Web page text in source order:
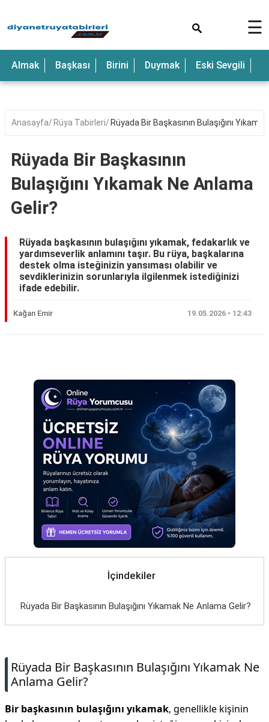
Anne
Bebek
Çocuk
Deniz
Düğün
Erkek
Eski
Gelin
Hamile
İletişim
☰
Almak Başkası Birini Duymak Eski Sevgili
Anasayfa Rüya Tabirleri Rüyada Bir Başkasının Bulaşığını
Rüyada Bir Başkasının
Bulaşığını Yıkamak Ne Anlama
Gelir?
Rüyada başkasının bulaşığını yıkamak, fedakarlık ve
yardımseverlik anlamını taşır. Bu rüya, başkalarına
destek olma isteğinizin yansıması olabilir ve
sevdiklerinizin sorunlarıyla ilgilenmek istediğinizi
ifade edebilir.
Kağan Emir 19.05.2026 • 12:43
İçindekiler
Rüyada Bir Başkasının Bulaşığını Yıkamak Ne Anlama Gelir?
Rüyada Bir Başkasının Bulaşığını Yıkamak Ne
Anlama Gelir?
Bir başkasının bulaşığını yıkamak, genellikle kişinin